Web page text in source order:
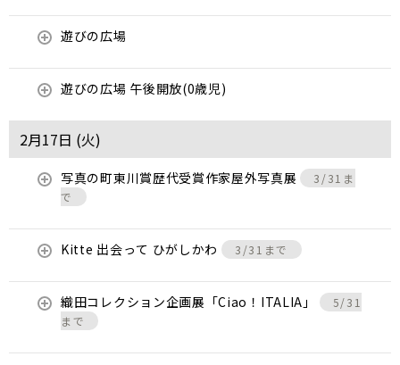
遊びの広場
遊びの広場 午後開放(0歳児)
2月17日 (火)
写真の町東川賞歴代受賞作家屋外写真展
3/31ま
で
Kitte 出会って ひがしかわ 3/31まで
織田コレクション企画展「Ciao！ITALIA」
5/31
まで